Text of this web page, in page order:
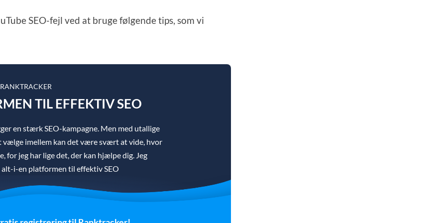
SEO-fejl ved at bruge følgende tips, som vi
TIL EFFEKTIV SEO
en stærk SEO-kampagne. Men med utallige
imellem kan det være svært at vide, hvor
for jeg har lige det, der kan hjælpe dig. Jeg
i-en platformen til effektiv SEO